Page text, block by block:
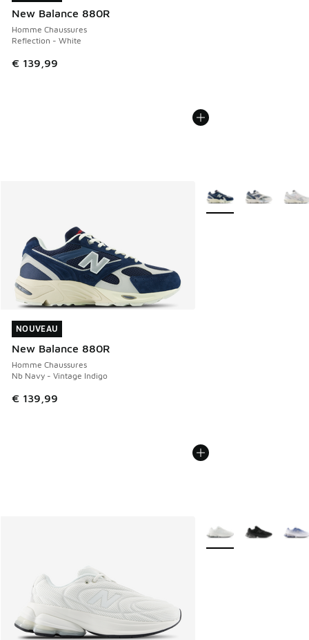
New Balance 880R
Homme Chaussures
Reflection - White
€ 139,99
NOUVEAU
New Balance 880R
Homme Chaussures
Nb Navy - Vintage Indigo
€ 139,99
NOUVEAU
Plus de couleurs
Plus de couleurs